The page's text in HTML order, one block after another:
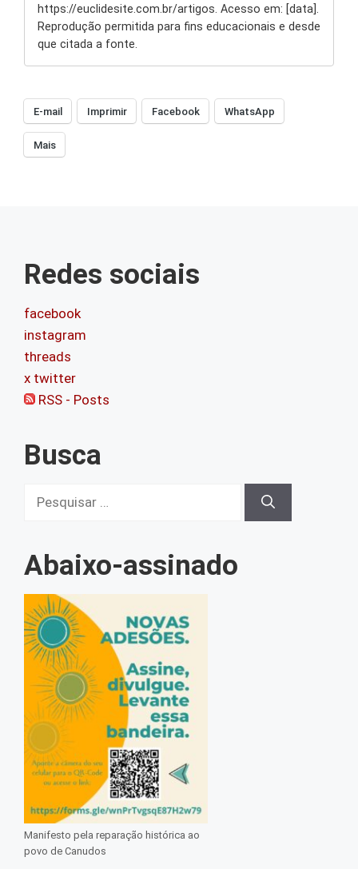
https://euclidesite.com.br/artigos. Acesso em: [data].
Reprodução permitida para fins educacionais e desde
que citada a fonte.
E-mail Imprimir Facebook WhatsApp
Mais
Redes sociais
facebook
instagram
threads
x twitter
RSS - Posts
Busca
Abaixo-assinado
Manifesto pela reparação histórica ao
povo de Canudos